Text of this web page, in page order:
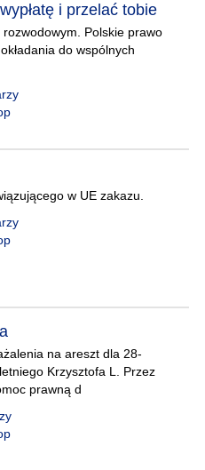
i przelać tobie
Polskie prawo
do wspólnych
w UE zakazu.
na areszt dla 28-
Krzysztofa L. Przez
prawną d